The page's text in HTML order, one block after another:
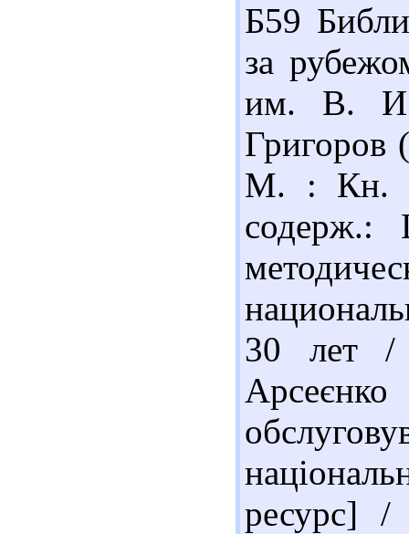
Б59
за
им. В.
Григоров
М. : Кн.
содерж.:
30 лет
Арсеєнко
ресурс]